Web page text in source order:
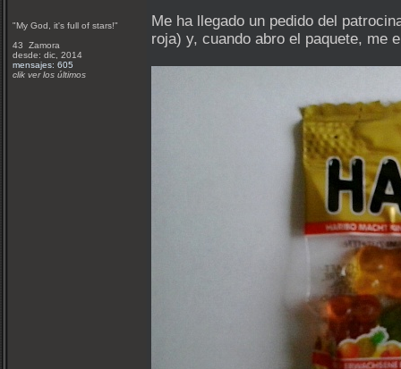
"My God, it's full of stars!"
43 Zamora
desde: dic, 2014
mensajes: 605
clik ver los últimos
Me ha llegado un pedido del
roja) y, cuando abro el paquete, me